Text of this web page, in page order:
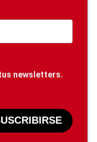
newsletters.